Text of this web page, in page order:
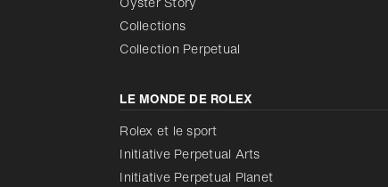
Collections
Collection Perpetual
LE MONDE DE ROLEX
Rolex et le sport
Initiative Perpetual Arts
Initiative Perpetual Planet